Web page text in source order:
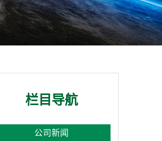
栏目导航
公司新闻